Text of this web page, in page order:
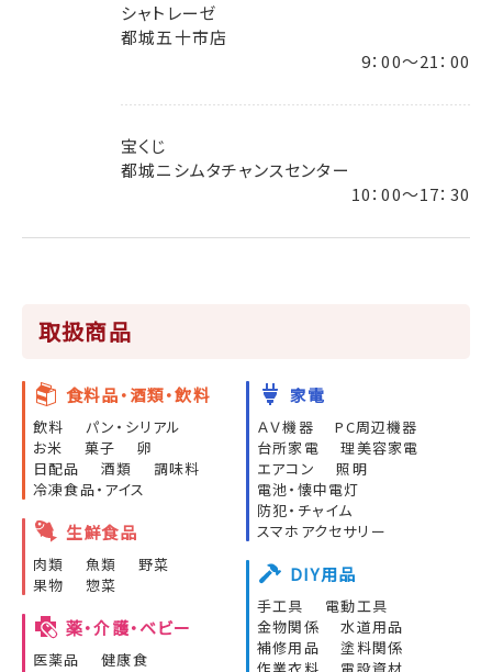
シャトレーゼ
都城五十市店
9：00～21：00
宝くじ
都城ニシムタチャンスセンター
10：00～17：30
取扱商品
食料品・酒類・飲料
飲料
パン・シリアル
お米
菓子
卵
日配品
酒類
調味料
冷凍食品・アイス
生鮮食品
肉類 魚類
野菜
果物
惣菜
薬・介護・ベビー
医薬品
健康食
家電
ＡＶ機器
PC周辺機器
台所家電
理美容家電
エアコン
照明
電池・懐中電灯
防犯・チャイム
スマホアクセサリー
DIY用品
手工具
電動工具
金物関係
水道用品
補修用品
塗料関係